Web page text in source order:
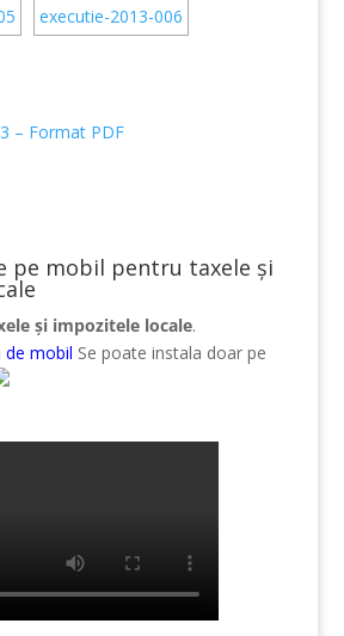
– Format PDF
pe mobil pentru taxele și
și impozitele locale.
de mobil Se poate instala doar pe